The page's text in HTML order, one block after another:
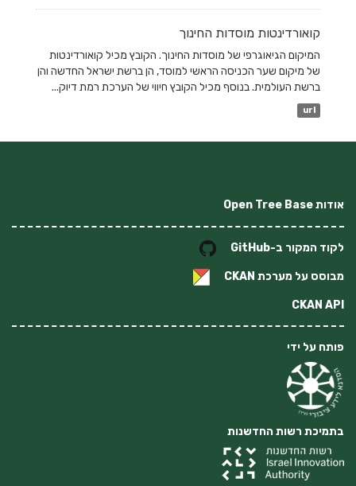
קואורדינטות מוסדות החינוך
המיקום הגיאוגרפי של מוסדות החינוך. הקובץ מכיל קואורדינטות
של מיקום שער הכניסה הראשי למוסד, הן ברשת ישראל החדשה והן
ברשת העולמית. בנוסף מכיל הקובץ חיווי של הערכת רמת דיוק...
url
אודות Open Tree Base
לקוד המקור ב-GitHub
מבוסס על מערכת CKAN
CKAN API
פותח על ידי
בתמיכת רשות החדשנות